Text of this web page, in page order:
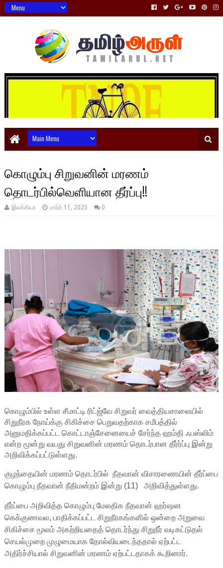
கொழும்பு சிறுவனின் மரணம்
தொடர்பில்வெளியான தீர்ப்பு!!
இலக்கியா மார்ச் 11, 2025 0
கொழும்பில் உள்ள சீமாட்டி ரிட்ஜ்வே சிறுவர் வைத்தியசாலையில்
சிறுநீரக நோய்க்கு சிகிச்சை பெறுவதற்காக சமீபத்தில்
அனுமதிக்கப்பட்ட கொட்டாஞ்சேனையைச் சேர்ந்த ஹம்தி ஃபஸ்லிம்
என்ற மூன்று வயது சிறுவனின் மரணம் தொடர்பான தீர்ர்ப்பு இன்று
அறிவிக்கப்பட்டுள்ளது.
குழந்தையின் மரணம் தொடர்பில் நீதவான் விசாரணையின் தீர்ப்பை
கொழும்பு நீதவான் நீதிமன்றம் இன்று (11) அறிவித்துள்ளது.
தீர்ப்பை அறிவித்த கொழும்பு மேலதிக நீதவான் ஹர்ஷன
கெக்குணவல, பாதிக்கப்பட்ட சிறுநீரகங்களில் ஒன்றை அறுவை
சிகிச்சை மூலம் அகற்றியதைத் தொடர்ந்து சிறுநீர் வடிகட்டுதல்
செயல்முறை முழுமையாக தோல்வியடைந்ததால் ஏற்பட்ட
அதிர்ச்சியால் சிறுவனின் மரணம் ஏற்பட்டதாகக் கூறினார்.